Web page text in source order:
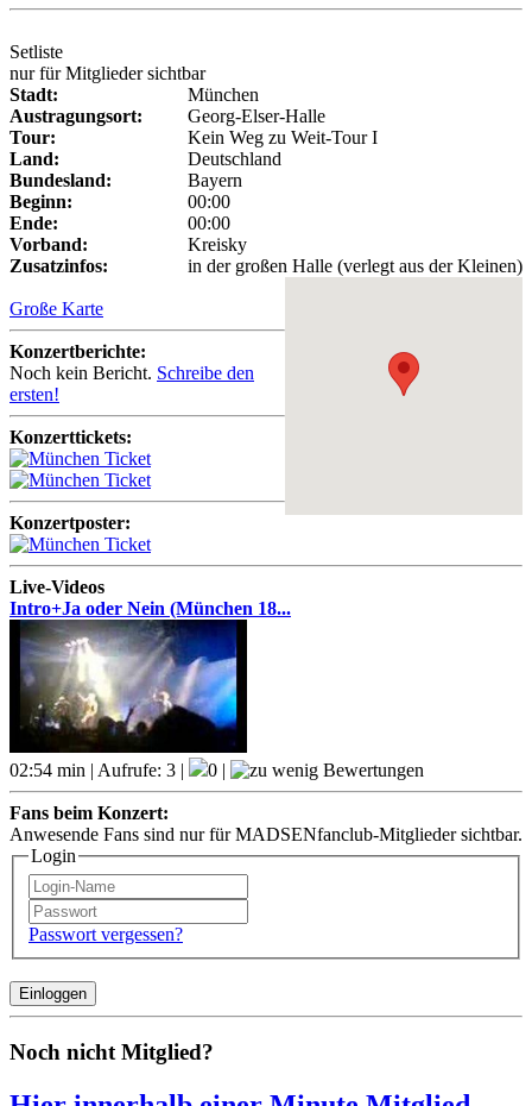
Setliste
nur für Mitglieder sichtbar
Stadt:
München
Austragungsort:
Georg-Elser-Halle
Tour:
Kein Weg zu Weit-Tour I
Land:
Deutschland
Bundesland:
Bayern
Beginn:
00:00
Ende:
00:00
Vorband:
Kreisky
Zusatzinfos:
in der großen Halle (verlegt aus der Kleinen)
Große Karte
Konzertberichte:
Noch kein Bericht. Schreibe den
ersten!
Konzerttickets:
Konzertposter:
Live-Videos
Intro+Ja oder Nein (München 18...
02:54 min | Aufrufe: 3 | 0 |
Fans beim Konzert:
Anwesende Fans sind nur für MADSENfanclub-Mitglieder sichtbar.
Login
Passwort vergessen?
Noch nicht Mitglied?